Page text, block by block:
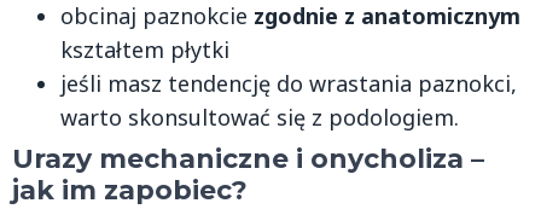
obcinaj paznokcie zgodnie z anatomicznym
kształtem płytki
jeśli masz tendencję do wrastania paznokci,
warto skonsultować się z podologiem.
Urazy mechaniczne i onycholiza –
jak im zapobiec?